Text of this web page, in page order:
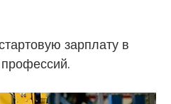
зарплату в